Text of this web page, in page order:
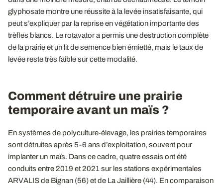
glyphosate montre une réussite à la levée insatisfaisante, qui
peut s’expliquer par la reprise en végétation importante des
trèfles blancs. Le rotavator a permis une destruction complète
de la prairie et un lit de semence bien émietté, mais le taux de
levée reste très faible sur cette modalité.
Comment détruire une prairie
temporaire avant un maïs ?
En systèmes de polyculture-élevage, les prairies temporaires
sont détruites après 5-6 ans d’exploitation, souvent pour
implanter un maïs. Dans ce cadre, quatre essais ont été
conduits entre 2019 et 2021 sur les stations expérimentales
ARVALIS de Bignan (56) et de La Jaillière (44). En comparaison